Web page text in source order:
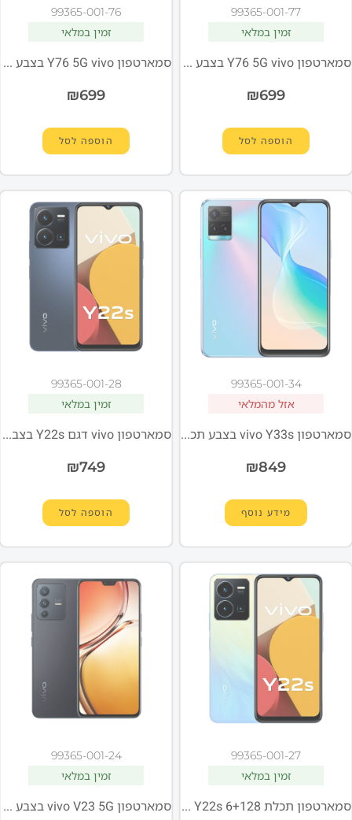
99365-001-77
זמין במלאי
סמארטפון Y76 5G vivo בצבע זוהר קוסמי (תכלת)
₪699
הוספה לסל
99365-001-76
זמין במלאי
סמארטפון Y76 5G vivo בצבע שחור לילה
₪699
הוספה לסל
99365-001-34
אזל מהמלאי
סמארטפון vivo Y33s בצבע תכלת חלומי
₪849
מידע נוסף
99365-001-28
זמין במלאי
סמארטפון vivo דגם Y22s בצבע כחול כוכבים
₪749
הוספה לסל
99365-001-27
זמין במלאי
סמארטפון תכלת VIVO Y22s 6+128
99365-001-24
זמין במלאי
סמארטפון vivo V23 5G בצבע שחור חלל